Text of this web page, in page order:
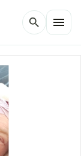
search menu